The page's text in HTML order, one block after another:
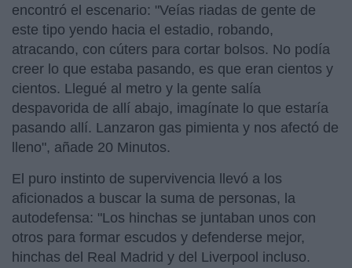
encontró el escenario: "Veías riadas de gente de
este tipo yendo hacia el estadio, robando,
atracando, con cúters para cortar bolsos. No podía
creer lo que estaba pasando, es que eran cientos y
cientos. Llegué al metro y la gente salía
despavorida de allí abajo, imagínate lo que estaría
pasando allí. Lanzaron gas pimienta y nos afectó de
lleno", añade 20 Minutos.
El puro instinto de supervivencia llevó a los
aficionados a buscar la suma de personas, la
autodefensa: "Los hinchas se juntaban unos con
otros para formar escudos y defenderse mejor,
hinchas del Real Madrid y del Liverpool incluso.